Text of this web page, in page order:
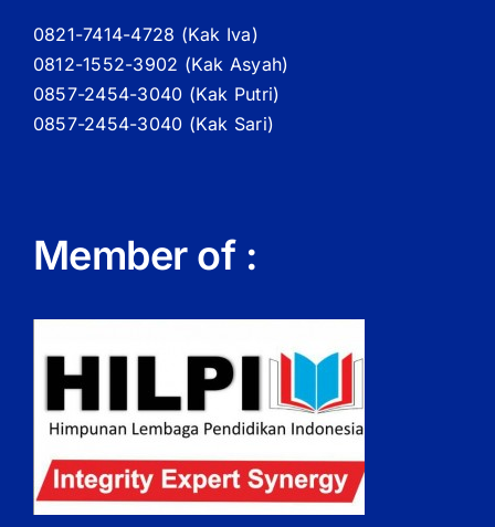
0821-7414-4728 (Kak Iva)
0812-1552-3902 (Kak Asyah)
0857-2454-3040 (Kak Putri)
0857-2454-3040 (Kak Sari)
Member of :